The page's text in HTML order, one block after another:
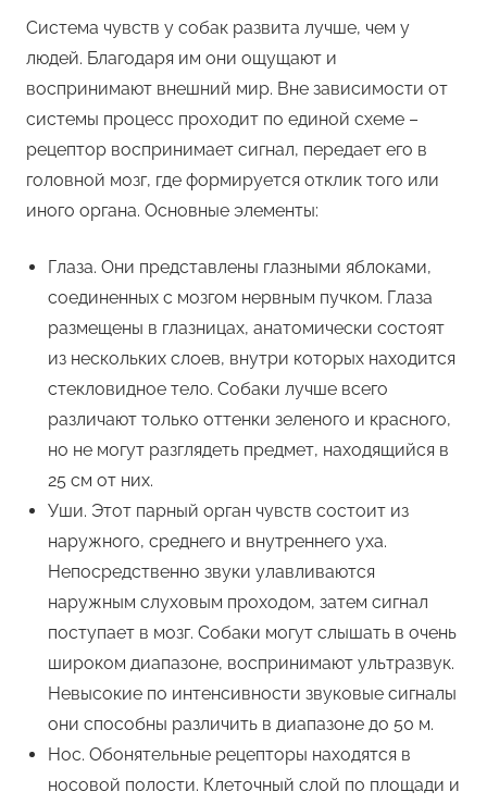
Система чувств у собак развита лучше, чем у
людей. Благодаря им они ощущают и
воспринимают внешний мир. Вне зависимости от
системы процесс проходит по единой схеме –
рецептор воспринимает сигнал, передает его в
головной мозг, где формируется отклик того или
иного органа. Основные элементы:
Глаза. Они представлены глазными яблоками,
соединенных с мозгом нервным пучком. Глаза
размещены в глазницах, анатомически состоят
из нескольких слоев, внутри которых находится
стекловидное тело. Собаки лучше всего
различают только оттенки зеленого и красного,
но не могут разглядеть предмет, находящийся в
25 см от них.
Уши. Этот парный орган чувств состоит из
наружного, среднего и внутреннего уха.
Непосредственно звуки улавливаются
наружным слуховым проходом, затем сигнал
поступает в мозг. Собаки могут слышать в очень
широком диапазоне, воспринимают ультразвук.
Невысокие по интенсивности звуковые сигналы
они способны различить в диапазоне до 50 м.
Нос. Обонятельные рецепторы находятся в
носовой полости. Клеточный слой по площади и